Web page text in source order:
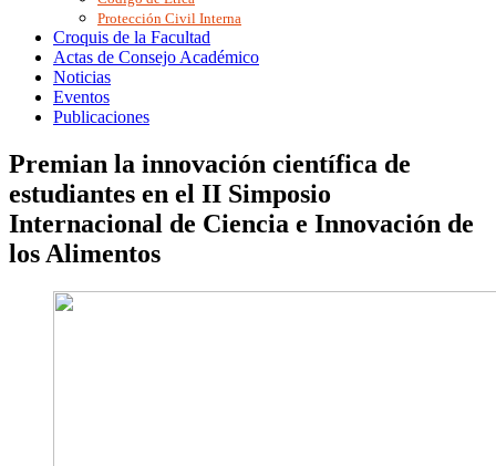
Protección Civil Interna
Croquis de la Facultad
Actas de Consejo Académico
Noticias
Eventos
Publicaciones
Premian la innovación científica de
estudiantes en el II Simposio
Internacional de Ciencia e Innovación de
los Alimentos